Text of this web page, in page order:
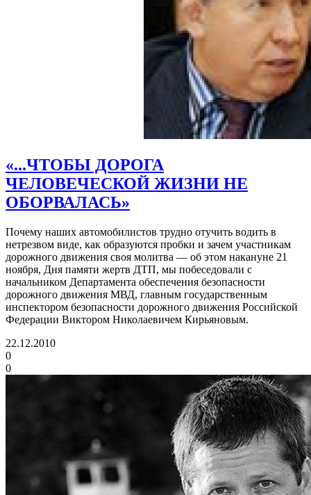
«...ЧТОБЫ ДОРОГА
ЧЕЛОВЕЧЕСКОЙ ЖИЗНИ НЕ
ОБОРВАЛАСЬ»
Почему наших автомобилистов трудно отучить водить в
нетрезвом виде, как образуются пробки и зачем участникам
дорожного движения своя молитва — об этом накануне 21
ноября, Дня памяти жертв ДТП, мы побеседовали с
начальником Департамента обеспечения безопасности
дорожного движения МВД, главным государственным
инспектором безопасности дорожного движения Российской
Федерации Виктором Николаевичем Кирьяновым.
22.12.2010
0
0